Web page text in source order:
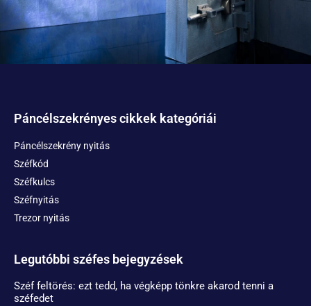
Páncélszekrényes cikkek kategóriái
Páncélszekrény nyitás
Széfkód
Széfkulcs
Széfnyitás
Trezor nyitás
Legutóbbi széfes bejegyzések
Széf feltörés: ezt tedd, ha végképp tönkre akarod tenni a
széfedet